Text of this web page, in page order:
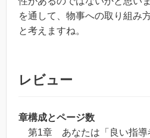
を通して、物事への取り組み
と考えますね。
レビュー
章構成とページ数
第1章 あなたは「良い指導